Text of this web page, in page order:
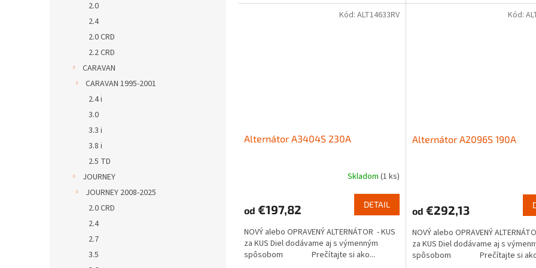
2.0
2.4
2.0 CRD
2.2 CRD
CARAVAN
CARAVAN 1995-2001
2.4 i
3.0
3.3 i
3.8 i
2.5 TD
JOURNEY
JOURNEY 2008-2025
2.0 CRD
2.4
2.7
3.5
Alternátor A3404S 230A
Skladom (1 ks)
od €197,82 DETAIL
NOVÝ alebo OPRAVENÝ ALTERNÁTOR - KUS
za KUS Diel dodávame aj s výmenným
spôsobom Prečítajte si ako...
Kód: ALT14633RV
Alternátor A2096S 190A
od €292,13
NOVÝ alebo OPRAVENÝ
za KUS Diel dodávame aj s
spôsobom Prečítajte si
Kód: